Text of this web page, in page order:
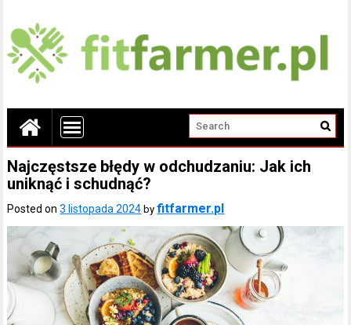
Najczęstsze błędy w odchudzaniu: Jak ich
uniknąć i schudnąć?
Posted on3 listopada 2024 byfitfarmer.pl